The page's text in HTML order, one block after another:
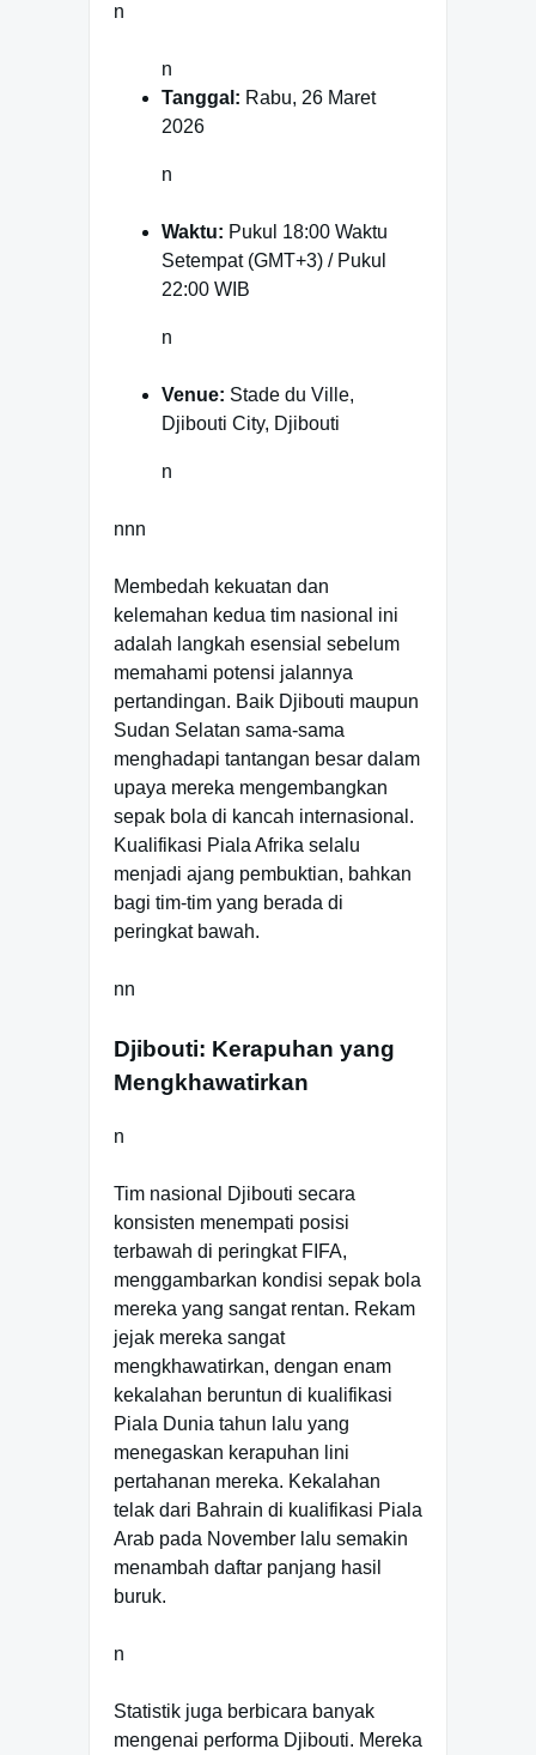
n
n
Tanggal: Rabu, 26 Maret
2026
n
Waktu: Pukul 18:00 Waktu
Setempat (GMT+3) / Pukul
22:00 WIB
n
Venue: Stade du Ville,
Djibouti City, Djibouti
n
nnn
Membedah kekuatan dan
kelemahan kedua tim nasional ini
adalah langkah esensial sebelum
memahami potensi jalannya
pertandingan. Baik Djibouti maupun
Sudan Selatan sama-sama
menghadapi tantangan besar dalam
upaya mereka mengembangkan
sepak bola di kancah internasional.
Kualifikasi Piala Afrika selalu
menjadi ajang pembuktian, bahkan
bagi tim-tim yang berada di
peringkat bawah.
nn
Djibouti: Kerapuhan yang
Mengkhawatirkan
n
Tim nasional Djibouti secara
konsisten menempati posisi
terbawah di peringkat FIFA,
menggambarkan kondisi sepak bola
mereka yang sangat rentan. Rekam
jejak mereka sangat
mengkhawatirkan, dengan enam
kekalahan beruntun di kualifikasi
Piala Dunia tahun lalu yang
menegaskan kerapuhan lini
pertahanan mereka. Kekalahan
telak dari Bahrain di kualifikasi Piala
Arab pada November lalu semakin
menambah daftar panjang hasil
buruk.
n
Statistik juga berbicara banyak
mengenai performa Djibouti. Mereka